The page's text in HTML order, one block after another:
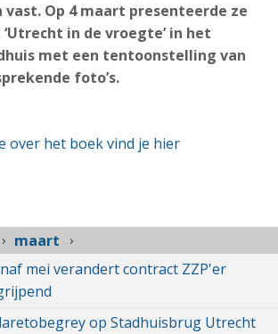
Op 4 maart presenteerde ze
in de vroegte’ in het
met een tentoonstelling van
foto’s.
over het boek vind je hier
maart
mei verandert contract ZZP'er
op Stadhuisbrug Utrecht